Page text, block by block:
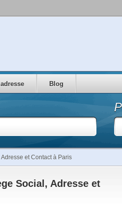
Blog
et Contact à Paris
Social, Adresse et